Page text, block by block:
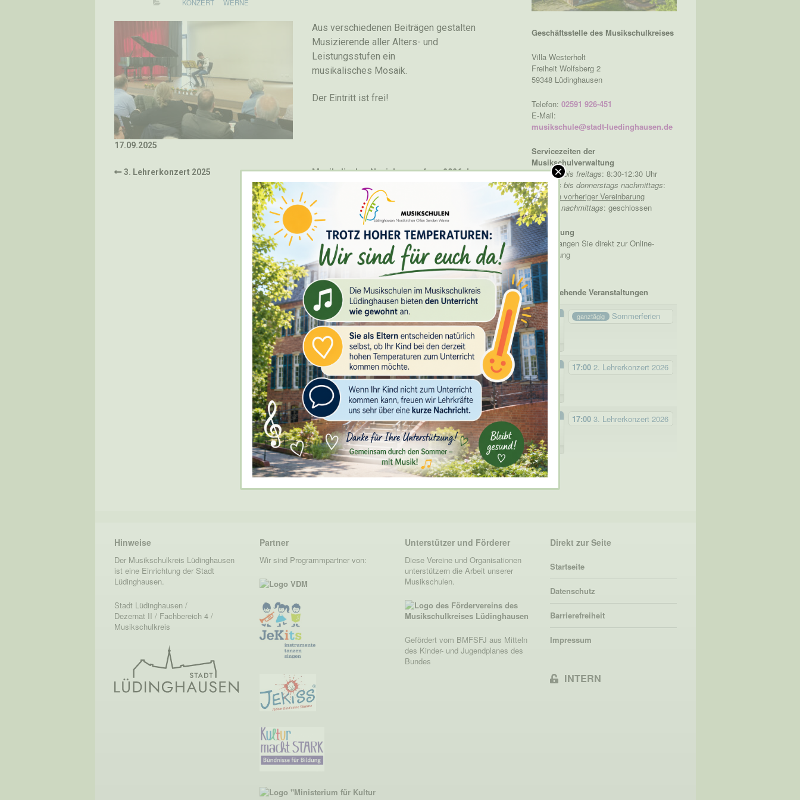
KONZERT WERNE
Aus verschiedenen Beiträgen gestalten
Musizierende aller Alters- und
Leistungsstufen ein
musikalisches Mosaik.
Der Eintritt ist frei!
17.09.2025
3. Lehrerkonzert 2025
Musikalischer Neujahrsempfang 2026 der
Geschäftsstelle des Musikschulkreises
Villa Westerholt
Freiheit Wolfsberg 2
59348 Lüdinghausen
Telefon: 02591 926-451
E-Mail:
musikschule@stadt-luedinghausen.de
Servicezeiten der
Musikschulverwaltung
Montags bis freitags: 8:30-12:30 Uhr
Montags bis donnerstags nachmittags:
nur nach vorheriger Vereinbarung
Freitags nachmittags: geschlossen
Anmeldung
hiergelangen Sie direkt zur Online-
Anmeldung
Bevorstehende Veranstaltungen
JULI
20
Mo.
2026
ganztägig Sommerferien
SEP.
27
So.
2026
17:002. Lehrerkonzert 2026
NOV.
22
2026
17:003. Lehrerkonzert 2026
Hinweise
Der Musikschulkreis Lüdinghausen
ist eine Einrichtung der Stadt
Lüdinghausen.
Stadt Lüdinghausen /
Dezernat II / Fachbereich 4 /
Musikschulkreis
Partner
Wir sind Programmpartner von:
Unterstützer und Förderer
Diese Vereine und Organisationen
unterstützern die Arbeit unserer
Musikschulen.
Gefördert vom BMFSFJ aus Mitteln
des Kinder- und Jugendplanes des
Bundes
Direkt zur Seite
Startseite
Datenschutz
Barrierefreiheit
Impressum
 INTERN
×